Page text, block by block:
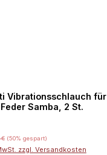
Vibrationsschlauch für
Samba, 2 St.
€ (50% gespart)
zzgl. Versandkosten